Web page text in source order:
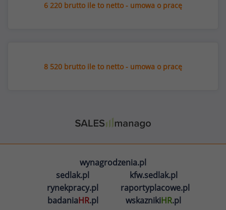
6 220 brutto ile to netto - umowa o pracę
8 520 brutto ile to netto - umowa o pracę
wynagrodzenia.pl
sedlak.pl
kfw.sedlak.pl
rynekpracy.pl
raportyplacowe.pl
badaniaHR.pl wskaznikiHR.pl